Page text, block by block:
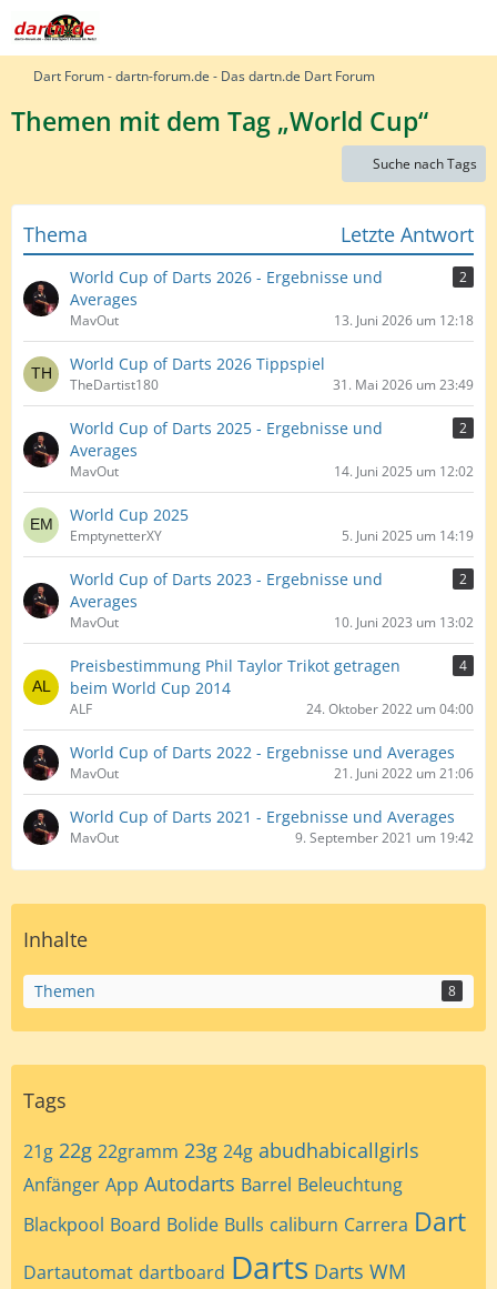
Dart Forum - dartn-forum.de - Das dartn.de Dart Forum
Themen mit dem Tag „World Cup“
Suche nach Tags
Thema Letzte Antwort
World Cup of Darts 2026 - Ergebnisse und
Averages
2
MavOut 13. Juni 2026 um 12:18
World Cup of Darts 2026 Tippspiel
TheDartist180 31. Mai 2026 um 23:49
World Cup of Darts 2025 - Ergebnisse und
Averages
2
MavOut 14. Juni 2025 um 12:02
World Cup 2025
EmptynetterXY 5. Juni 2025 um 14:19
World Cup of Darts 2023 - Ergebnisse und
Averages
2
MavOut 10. Juni 2023 um 13:02
Preisbestimmung Phil Taylor Trikot getragen
beim World Cup 2014
4
ALF 24. Oktober 2022 um 04:00
World Cup of Darts 2022 - Ergebnisse und Averages
MavOut 21. Juni 2022 um 21:06
World Cup of Darts 2021 - Ergebnisse und Averages
MavOut 9. September 2021 um 19:42
Inhalte
Themen 8
Tags
21g 22g 22gramm 23g 24g abudhabicallgirls
Anfänger App Autodarts Barrel Beleuchtung
Blackpool Board Bolide Bulls caliburn Carrera Dart
Dartautomat dartboard Darts Darts WM